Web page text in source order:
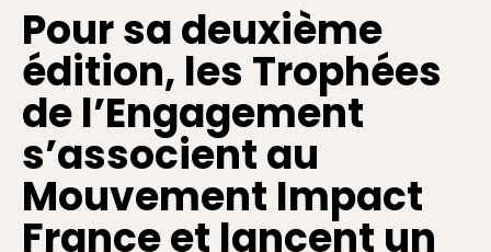
Pour sa deuxième
édition, les Trophées
de l’Engagement
s’associent au
Mouvement Impact
France et lancent un